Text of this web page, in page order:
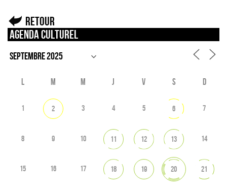
Retour
Agenda culturel
L M M J V S D
1 2 3 4 5 6 7
8 9 10 11 12 13 14
15 16 17 18 19 20 21